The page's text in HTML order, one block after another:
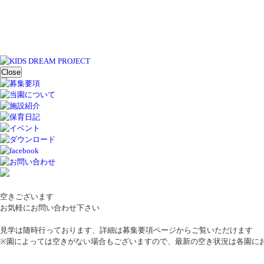
Close
空きございます
お気軽にお問い合わせ下さい
見学は随時行っております、詳細は募集要項ページからご覧いただけます
※園によっては空きがない場合もございますので、最新の空き状況は各園に